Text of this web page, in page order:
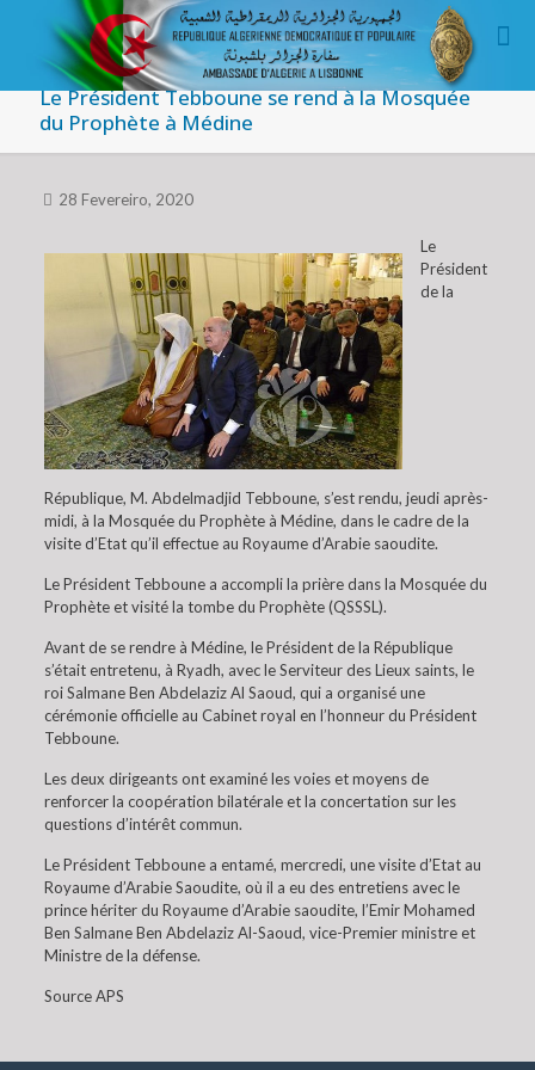
Le Président Tebboune se rend à la Mosquée
du Prophète à Médine
28 Fevereiro, 2020
Le
Président
de la
République, M. Abdelmadjid Tebboune, s’est rendu, jeudi après-
midi, à la Mosquée du Prophète à Médine, dans le cadre de la
visite d’Etat qu’il effectue au Royaume d’Arabie saoudite.
Le Président Tebboune a accompli la prière dans la Mosquée du
Prophète et visité la tombe du Prophète (QSSSL).
Avant de se rendre à Médine, le Président de la République
s’était entretenu, à Ryadh, avec le Serviteur des Lieux saints, le
roi Salmane Ben Abdelaziz Al Saoud, qui a organisé une
cérémonie officielle au Cabinet royal en l’honneur du Président
Tebboune.
Les deux dirigeants ont examiné les voies et moyens de
renforcer la coopération bilatérale et la concertation sur les
questions d’intérêt commun.
Le Président Tebboune a entamé, mercredi, une visite d’Etat au
Royaume d’Arabie Saoudite, où il a eu des entretiens avec le
prince hériter du Royaume d’Arabie saoudite, l’Emir Mohamed
Ben Salmane Ben Abdelaziz Al-Saoud, vice-Premier ministre et
Ministre de la défense.
Source APS